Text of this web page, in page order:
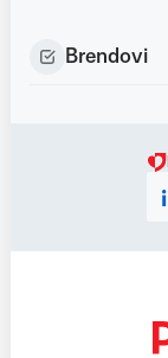
Brendovi